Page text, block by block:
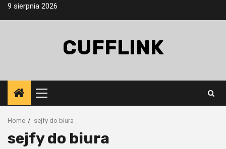
Skip9 sierpnia 2026
CUFFLINK
Primary
Menu
Home sejfy do biura
sejfy do biura